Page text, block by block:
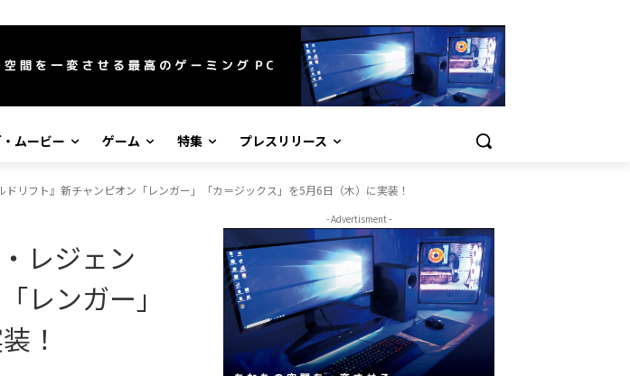
ムービー ゲーム 特集 プレスリリース
リフト』新チャンピオン「レンガー」「カ＝ジックス」を5月6日（木）に実装！
レジェン
レンガー」
！
- Advertisment -